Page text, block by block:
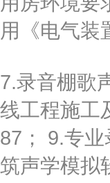
用《电气装
7.录音棚歌
线工程施工
87； 9.专
筑声学模拟